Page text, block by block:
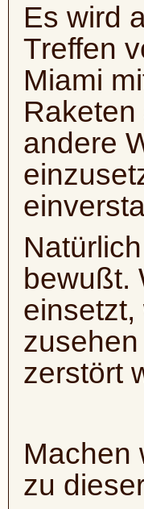
Es wird
Treffen
Miami
andere
bewußt.
zerstört
Machen
zu